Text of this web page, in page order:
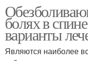
болях в
варианты
Являются наиболее